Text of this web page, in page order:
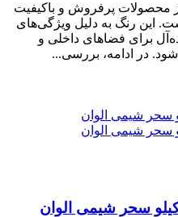
کرم روشن (کد ۸۰۱) از محصولات پرفروش و باکیفیت
این رنگ به دلیل ویژگی‌های
برای فضاهای داخلی و
در ادامه، بررسی...
سحر شیمی الوان